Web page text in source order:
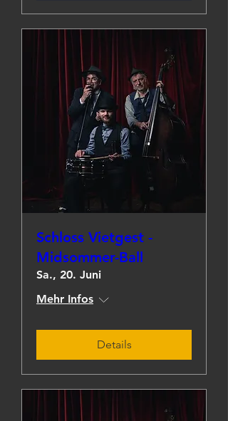
Schloss Vietgest -
Midsommer-Ball
Sa., 20. Juni
Mehr Infos
Details